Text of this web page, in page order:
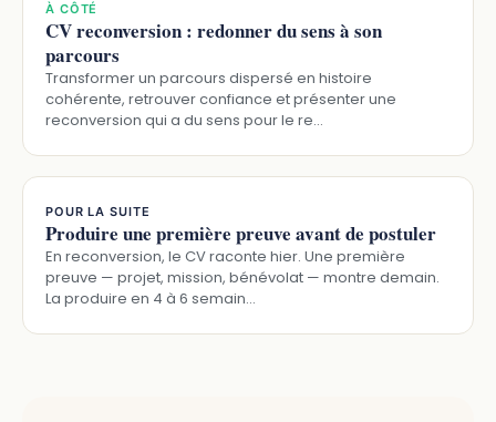
À CÔTÉ
CV reconversion : redonner du sens à son
parcours
Transformer un parcours dispersé en histoire
cohérente, retrouver confiance et présenter une
reconversion qui a du sens pour le re…
POUR LA SUITE
Produire une première preuve avant de postuler
En reconversion, le CV raconte hier. Une première
preuve — projet, mission, bénévolat — montre demain.
La produire en 4 à 6 semain…